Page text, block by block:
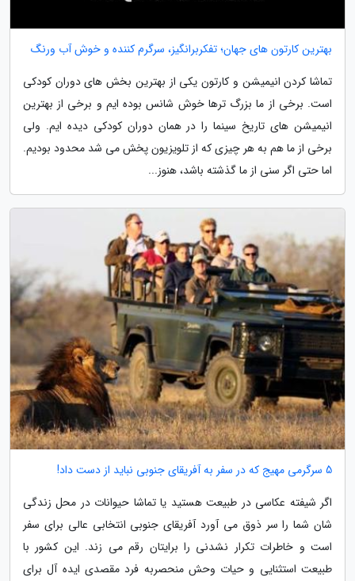
بهترین کارتون های جهان؛ تفکربرانگیز، سرگرم کننده و خوش آب ورنگ
تماشا کردن انیمیشن و کارتون یکی از بهترین بخش های دوران کودکی
است. برخی از ما بزرگ ترها خوش شانس بوده ایم و برخی از بهترین
انیمیشن های تاریخ سینما را در همان دوران کودکی دیده ایم. ولی
برخی از ما هم به هر چیزی که از تلویزیون پخش می شد محدود بودیم.
اما حتی اگر سنی از ما گذشته باشد، هنوز...
5 سرگرمی مهیج که در سفر به آفریقای جنوبی نباید از دست داد!
اگر شیفته عکاسی در طبیعت هستید یا تماشا حیوانات در محل زندگی
شان شما را سر ذوق می آورد آفریقای جنوبی انتخابی عالی برای سفر
است و خاطرات تکرار نشدنی را برایتان رقم می زند. این کشور با
طبیعت استثنایی و حیات وحش منحصربه فرد مقصدی ایده آل برای